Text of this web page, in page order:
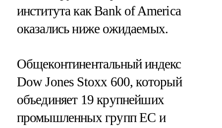
института как Bank of America
оказались ниже ожидаемых.
Общеконтинентальный индекс
Dow Jones Stoxx 600, который
объединяет 19 крупнейших
промышленных групп ЕС и